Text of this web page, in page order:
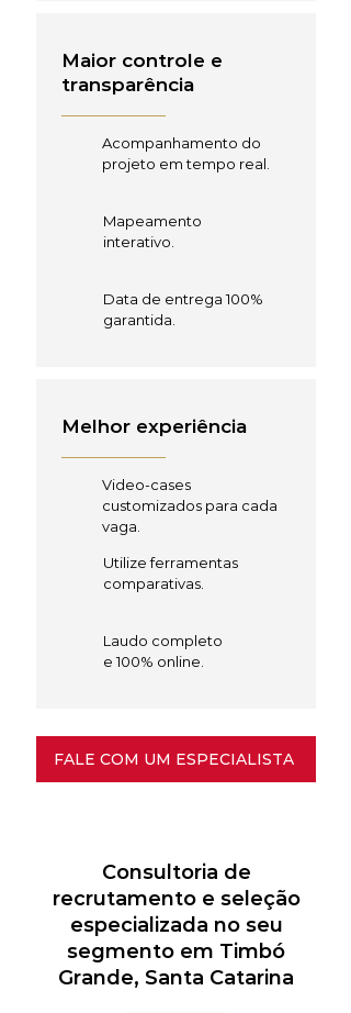
Maior controle e
transparência
Acompanhamento do
projeto em tempo real.
Mapeamento
interativo.
Data de entrega 100%
garantida.
Melhor experiência
Video-cases
customizados para cada
vaga.
Utilize ferramentas
comparativas.
Laudo completo
e 100% online.
FALE COM UM ESPECIALISTA
Consultoria de
recrutamento e seleção
especializada no seu
segmento em Timbó
Grande, Santa Catarina